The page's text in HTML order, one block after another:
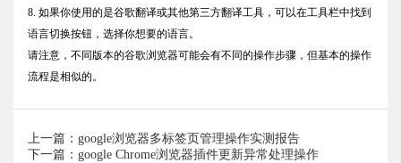
8. 如果你使用的是谷歌翻译或其他第三方翻译工具，可以在工具栏中找到
语言切换按钮，选择你想要的语言。
请注意，不同版本的谷歌浏览器可能会有不同的操作步骤，但基本的操作
流程是相似的。
上一篇：google浏览器多标签页管理操作实测报告
下一篇：google Chrome浏览器插件更新异常处理操作